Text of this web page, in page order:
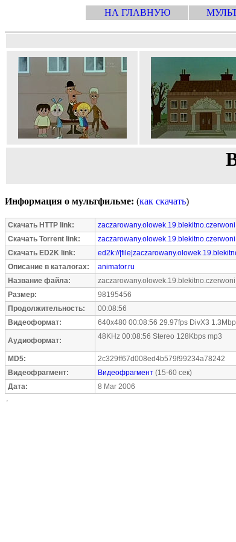
НА ГЛАВНУЮ
Информация о мультфильме: (как скачать)
Скачать HTTP link:
Скачать Torrent link:
Скачать ED2K link:
ed2k://
Описание в каталогах:
animator.ru
Название файла:
Размер:
98195456
Продолжительность:
00:08:56
Видеоформат:
640x480 00:08:56 29.97fps DivX3
Аудиоформат: 48KHz 00:08:56 Stereo 128Kbps mp3
MD5:
2c329ff67d008ed4b579f99234a78242
Видеофрагмент:
Видеофрагмент (15-60 сек)
Дата:
8 Mar 2006